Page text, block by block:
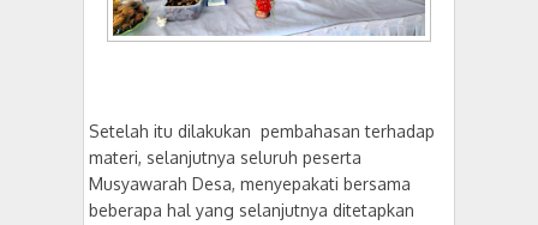
Setelah itu dilakukan pembahasan terhadap
materi, selanjutnya seluruh peserta
Musyawarah Desa, menyepakati bersama
beberapa hal yang selanjutnya ditetapkan